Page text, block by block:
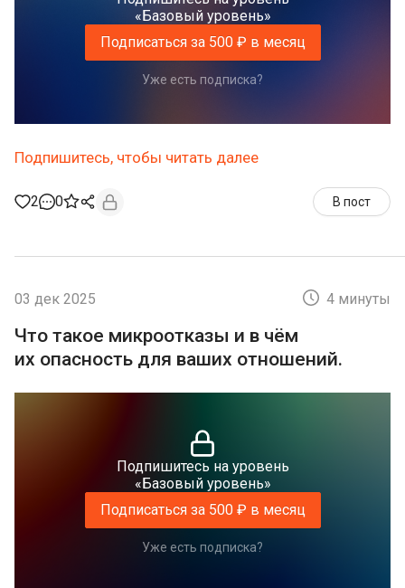
«Базовый уровень»
Подписаться за 500 ₽ в месяц
Уже есть подписка?
Подпишитесь, чтобы читать далее
2 0 В пост
03 дек 2025 4 минуты
Что такое микроотказы и в чём
их опасность для ваших отношений.
Подпишитесь на уровень
«Базовый уровень»
Подписаться за 500 ₽ в месяц
Уже есть подписка?